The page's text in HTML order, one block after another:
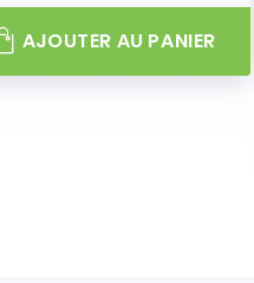
AJOUTER AU PANIER